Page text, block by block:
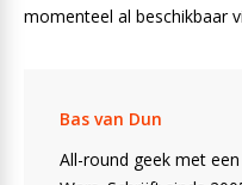
momenteel al beschikbaar
Bas van Dun
All-round geek met